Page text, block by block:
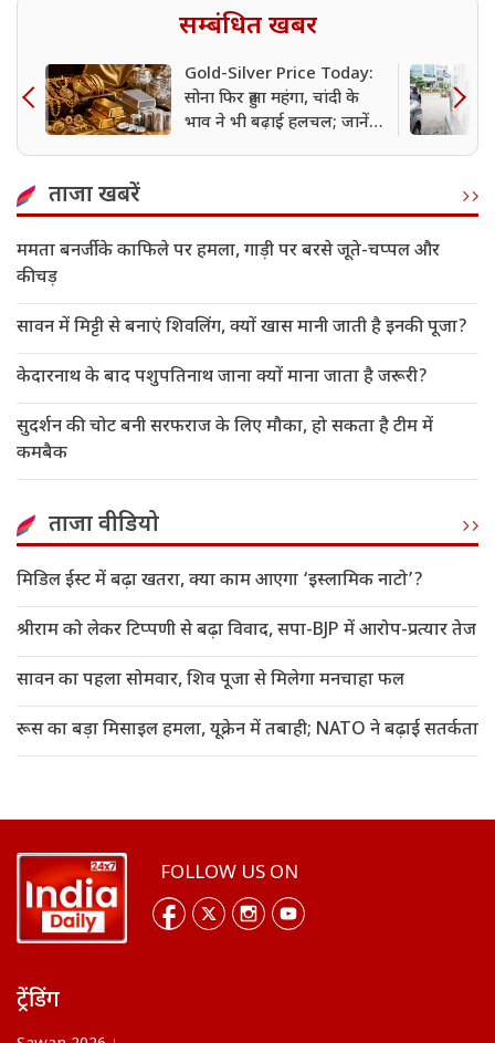
सम्बंधित खबर
Gold-Silver Price Today:
सोना फिर हुआ महंगा, चांदी के
भाव ने भी बढ़ाई हलचल; जानें
ताजा खबरें
ममता बनर्जी के काफिले पर हमला, गाड़ी पर बरसे जूते-चप्पल और
कीचड़
सावन में मिट्टी से बनाएं शिवलिंग, क्यों खास मानी जाती है इनकी पूजा?
केदारनाथ के बाद पशुपतिनाथ जाना क्यों माना जाता है जरूरी?
सुदर्शन की चोट बनी सरफराज के लिए मौका, हो सकता है टीम में
कमबैक
ताजा वीडियो
मिडिल ईस्ट में बढ़ा खतरा, क्या काम आएगा ‘इस्लामिक नाटो’?
श्रीराम को लेकर टिप्पणी से बढ़ा विवाद, सपा-BJP में आरोप-प्रत्यार तेज
सावन का पहला सोमवार, शिव पूजा से मिलेगा मनचाहा फल
रूस का बड़ा मिसाइल हमला, यूक्रेन में तबाही; NATO ने बढ़ाई सतर्कता
FOLLOW US ON
ट्रेंडिंग